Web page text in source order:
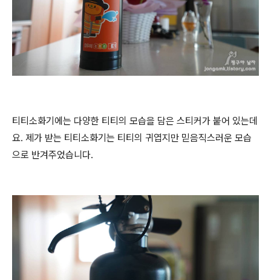
티티소화기에는 다양한 티티의 모습을 담은 스티커가 붙어 있는데
요. 제가 받는 티티소화기는 티티의 귀엽지만 믿음직스러운 모습
으로 반겨주었습니다.